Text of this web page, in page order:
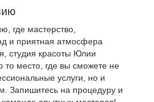
где мастерство,
и приятная атмосфера
студия красоты Юлии
то место, где вы сможете не
услуги, но и
Запишитесь на процедуру и